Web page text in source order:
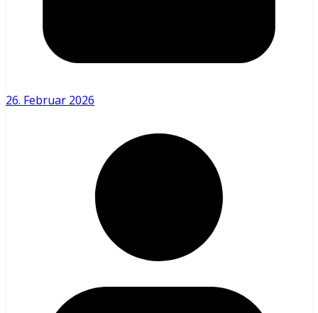
26. Februar 2026